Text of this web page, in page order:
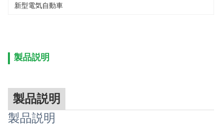
新型電気自動車
製品説明
製品説明
製品説明